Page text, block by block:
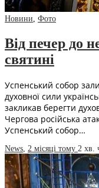
Новини Фото
Від печер до
святині
Успенський собор
духовної сили
закликав берегти
Чергова російська
Успенський собор…
News 2 місяці тому 2 хв.